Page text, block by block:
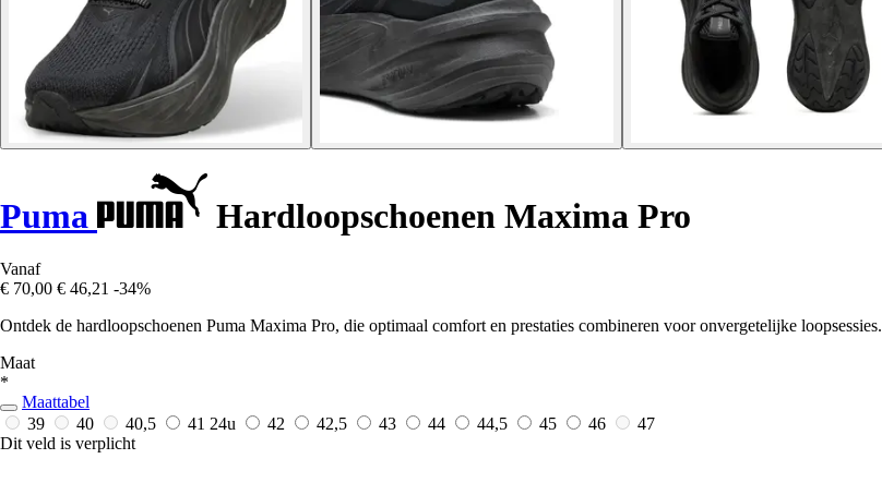
Puma Hardloopschoenen Maxima Pro
Vanaf
€ 70,00 € 46,21 -34%
Ontdek de hardloopschoenen Puma Maxima Pro, die optimaal comfort en prestaties combineren voor onvergetelijke loopsessies.
Maat
*
Maattabel
39
40 40,5 41 24u 42 42,5 43 44 44,5 45 46
47
Dit veld is verplicht